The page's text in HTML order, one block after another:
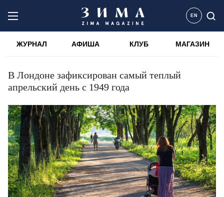
EN
ЖУРНАЛ АФИША КЛУБ МАГАЗИН
В Лондоне зафиксирован самый теплый
апрельский день с 1949 года